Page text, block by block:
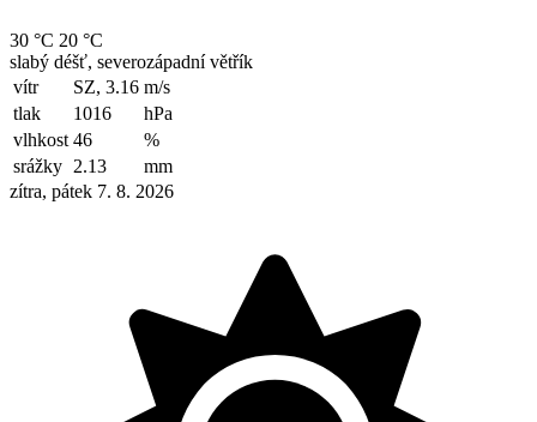
30 °C 20 °C
slabý déšť, severozápadní větřík
vítr
SZ, 3.16 m/s
tlak
1016
hPa
vlhkost 46
%
srážky 2.13
mm
zítra, pátek 7. 8. 2026